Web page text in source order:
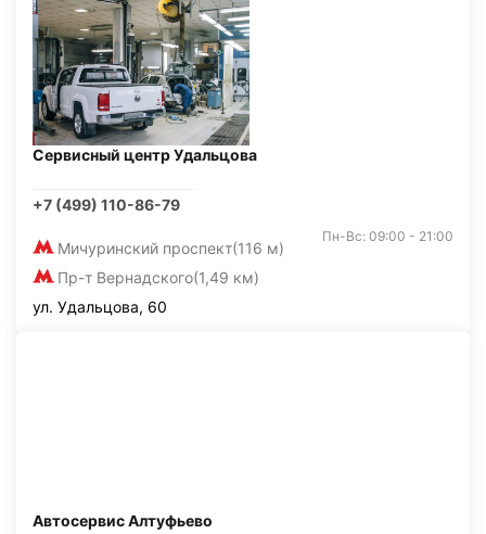
Сервисный центр Удальцова
+7 (499) 110-86-79
Мичуринский проспект(116 м)
Пр-т Вернадского(1,49 км)
Пн-Вс: 09:00 - 21:00
ул. Удальцова, 60
Автосервис Алтуфьево